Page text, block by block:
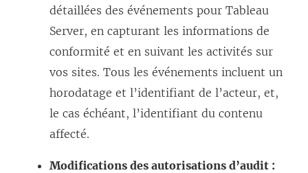
détaillées des événements pour Tableau
Server, en capturant les informations de
conformité et en suivant les activités sur
vos sites. Tous les événements incluent un
horodatage et l’identifiant de l’acteur, et,
le cas échéant, l’identifiant du contenu
affecté.
Modifications des autorisations d’audit :